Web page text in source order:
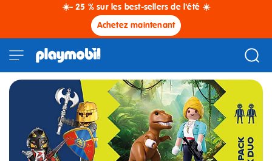
☀️- 25 % sur les best-sellers de l'été ☀️
Achetez maintenant